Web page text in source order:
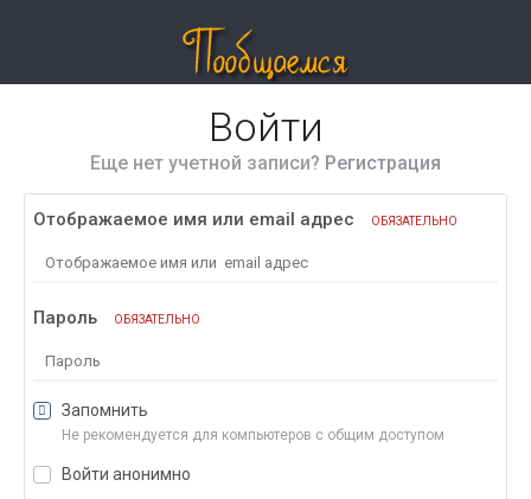
Войти
Еще нет учетной записи? Регистрация
Отображаемое имя или email адрес ОБЯЗАТЕЛЬНО
Пароль ОБЯЗАТЕЛЬНО
Запомнить
Не рекомендуется для компьютеров с общим доступом
Войти анонимно